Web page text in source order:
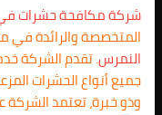
شركة مكافحة حشرات
المتخصصة والرائدة
النمرس. تقدم الشركة
جميع أنواع الحشرات
وذو خبرة، تعتمد الشركة